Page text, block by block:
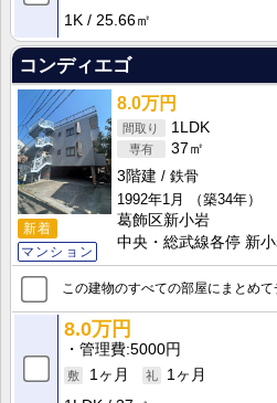
1K
25.66㎡
コンディエゴ
新着
マンション
8.0万円
1LDK
37㎡
3階建
鉄骨
1992年1月
（築34年）
葛飾区新小岩
中央・総武線各停 新
この建物のすべての部屋にまとめて
8.0万円
管理費 5000円
1ヶ月
1ヶ月